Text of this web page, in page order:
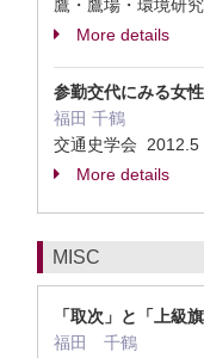
鷹・鷹場・環境研
More details
参勤交代にみる女
福田 千鶴
交通史学会 2012.5
More details
MISC
「取次」と「上級
福田 千鶴